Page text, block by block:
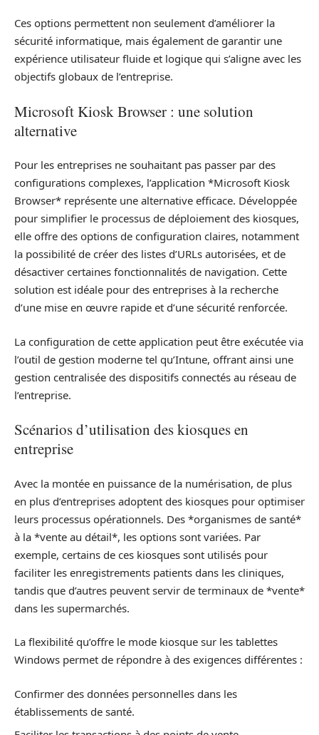
Ces options permettent non seulement d’améliorer la
sécurité informatique, mais également de garantir une
expérience utilisateur fluide et logique qui s’aligne avec les
objectifs globaux de l’entreprise.
Microsoft Kiosk Browser : une solution
alternative
Pour les entreprises ne souhaitant pas passer par des
configurations complexes, l’application *Microsoft Kiosk
Browser* représente une alternative efficace. Développée
pour simplifier le processus de déploiement des kiosques,
elle offre des options de configuration claires, notamment
la possibilité de créer des listes d’URLs autorisées, et de
désactiver certaines fonctionnalités de navigation. Cette
solution est idéale pour des entreprises à la recherche
d’une mise en œuvre rapide et d’une sécurité renforcée.
La configuration de cette application peut être exécutée via
l’outil de gestion moderne tel qu’Intune, offrant ainsi une
gestion centralisée des dispositifs connectés au réseau de
l’entreprise.
Scénarios d’utilisation des kiosques en
entreprise
Avec la montée en puissance de la numérisation, de plus
en plus d’entreprises adoptent des kiosques pour optimiser
leurs processus opérationnels. Des *organismes de santé*
à la *vente au détail*, les options sont variées. Par
exemple, certains de ces kiosques sont utilisés pour
faciliter les enregistrements patients dans les cliniques,
tandis que d’autres peuvent servir de terminaux de *vente*
dans les supermarchés.
La flexibilité qu’offre le mode kiosque sur les tablettes
Windows permet de répondre à des exigences différentes :
Confirmer des données personnelles dans les
établissements de santé.